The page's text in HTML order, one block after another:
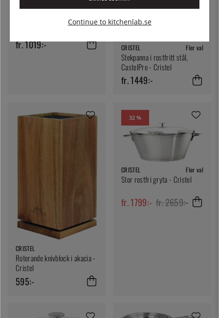
CRISTEL Fler val
Rostfri kastrull, avtagbart
fr. 1019:- CRISTEL Fler val
Stekpanna i rostfritt stål,
CastelPro - Cristel
fr. 1449:-
CRISTEL
Roterande knivblock i akacia -
Cristel
595:-
32 %
CRISTEL Fler val
Stor rostfri gryta - Cristel
fr. 1799:- fr. 2659:-
Continue to kitchenlab.se